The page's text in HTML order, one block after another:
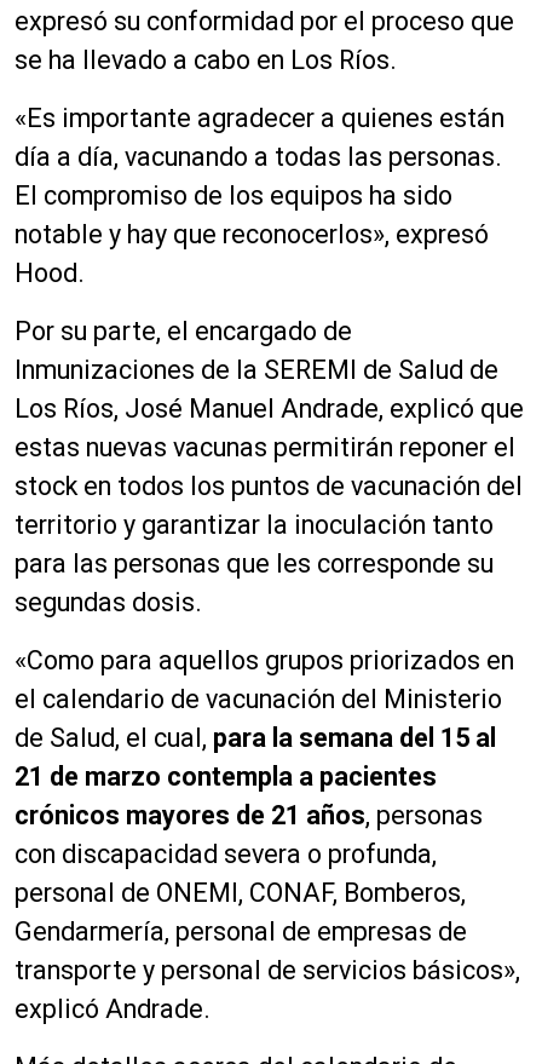
expresó su conformidad por el proceso que
se ha llevado a cabo en Los Ríos.
«Es importante agradecer a quienes están
día a día, vacunando a todas las personas.
El compromiso de los equipos ha sido
notable y hay que reconocerlos», expresó
Hood.
Por su parte, el encargado de
Inmunizaciones de la SEREMI de Salud de
Los Ríos, José Manuel Andrade, explicó que
estas nuevas vacunas permitirán reponer el
stock en todos los puntos de vacunación del
territorio y garantizar la inoculación tanto
para las personas que les corresponde su
segundas dosis.
«Como para aquellos grupos priorizados en
el calendario de vacunación del Ministerio
de Salud, el cual, para la semana del 15 al
21 de marzo contempla a pacientes
crónicos mayores de 21 años, personas
con discapacidad severa o profunda,
personal de ONEMI, CONAF, Bomberos,
Gendarmería, personal de empresas de
transporte y personal de servicios básicos»,
explicó Andrade.